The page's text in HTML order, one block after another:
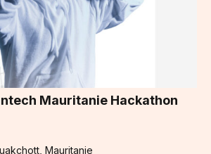
Mauritanie Hackathon
Mauritanie